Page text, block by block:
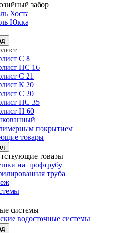
забор
Хоста
Юкка
С 8
НС 16
C 21
К 20
С 20
НС 35
Н 60
покрытием
товары
товары
на профтрубу
труба
системы
водосточные системы